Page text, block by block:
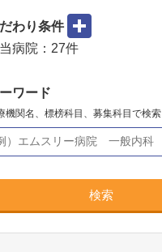
わり条件
病院： 27件
ワード
機関名、標榜科目、募集科目で検索
検索